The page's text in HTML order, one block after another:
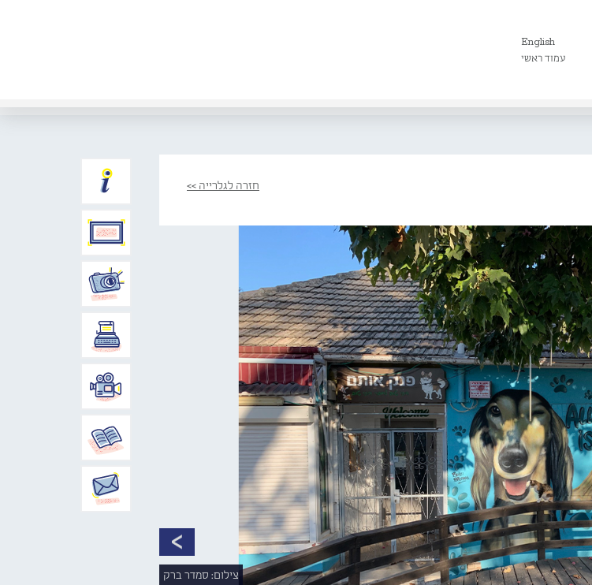
English
עמוד ראשי
חזרה לגלרייה >>
צילום: סמדר ברק